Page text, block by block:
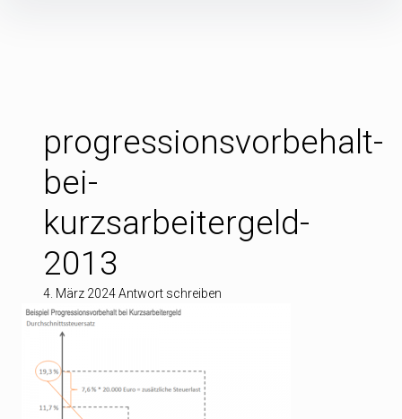
progressionsvorbehalt-
bei-
kurzsarbeitergeld-
2013
4. März 2024Antwort schreiben